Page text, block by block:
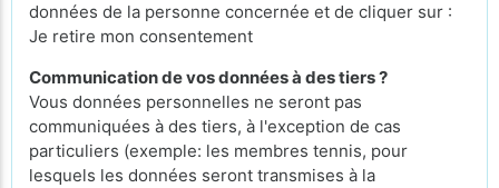
données de la personne concernée et de cliquer sur :
Je retire mon consentement
Communication de vos données à des tiers ?
Vous données personnelles ne seront pas
communiquées à des tiers, à l'exception de cas
particuliers (exemple: les membres tennis, pour
lesquels les données seront transmises à la